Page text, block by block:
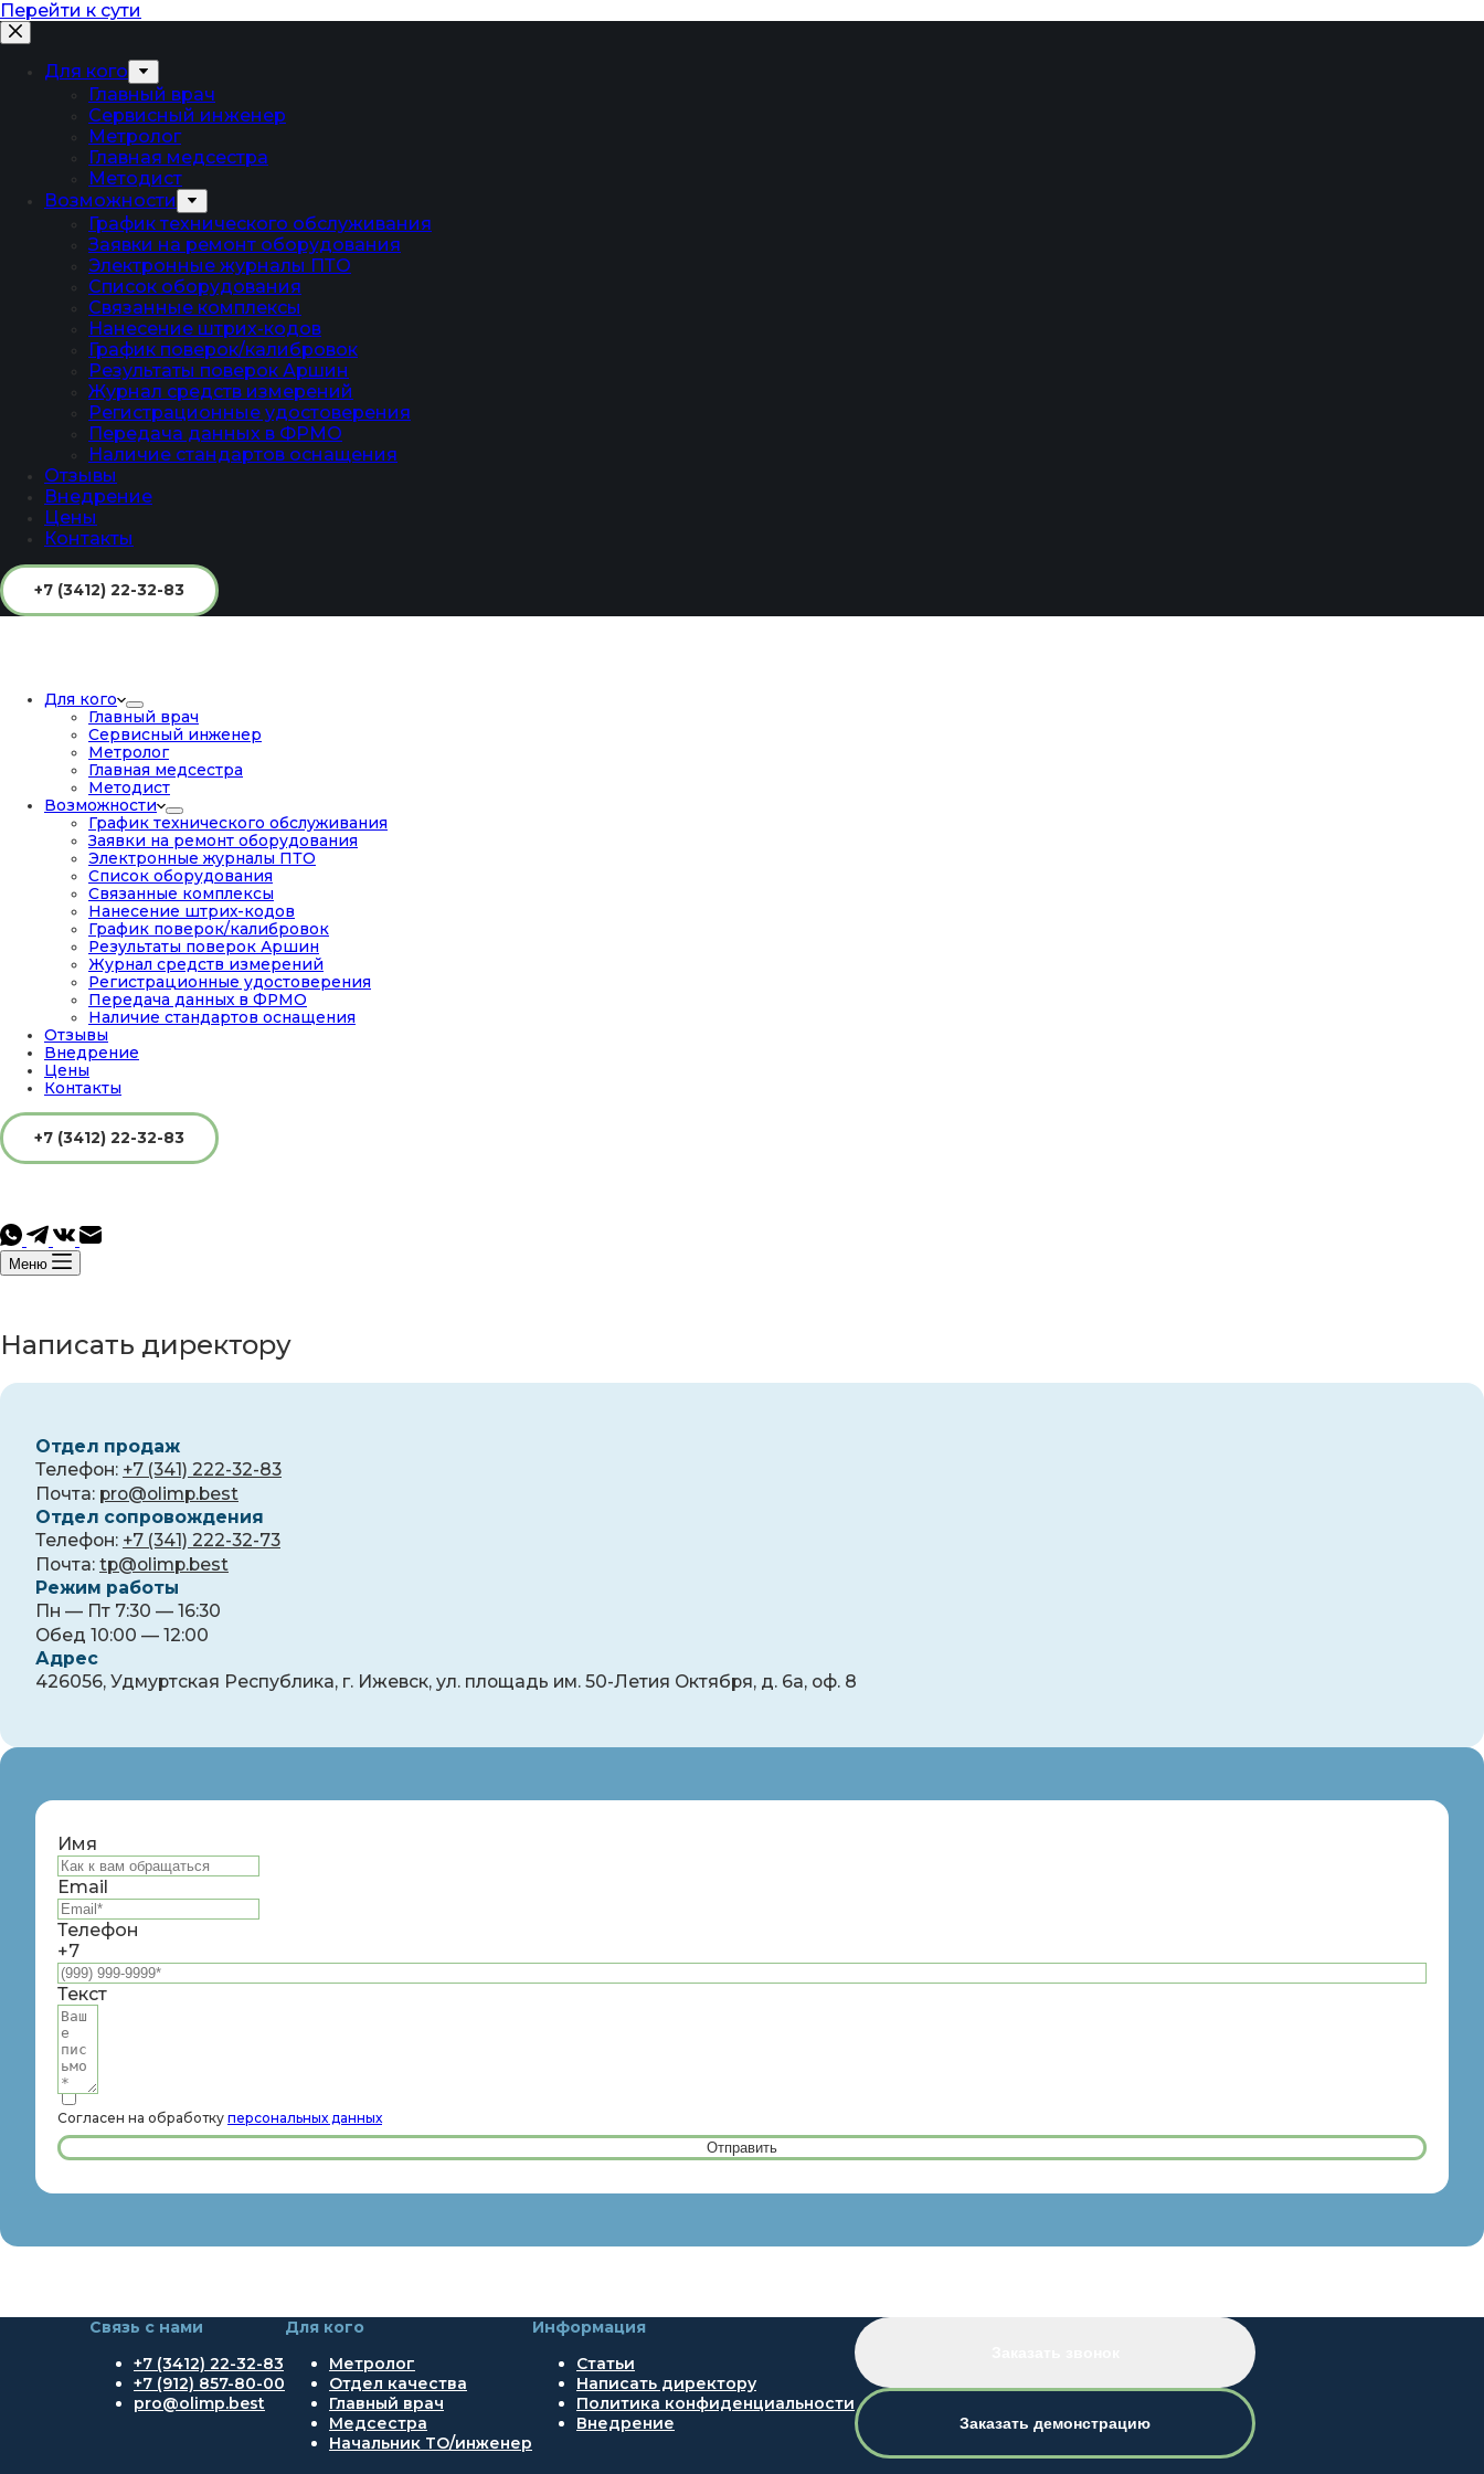
Перейти к сути
Для кого
Главный врач
Сервисный инженер
Метролог
Главная медсестра
Методист
Возможности
График технического обслуживания
Заявки на ремонт оборудования
Электронные журналы ПТО
Список оборудования
Связанные комплексы
Нанесение штрих-кодов
График поверок/калибровок
Результаты поверок Аршин
Журнал средств измерений
Регистрационные удостоверения
Передача данных в ФРМО
Наличие стандартов оснащения
Отзывы
Внедрение
Цены
Контакты
+7 (3412) 22-32-83
Для кого
Главный врач
Сервисный инженер
Метролог
Главная медсестра
Методист
Возможности
График технического обслуживания
Заявки на ремонт оборудования
Электронные журналы ПТО
Список оборудования
Связанные комплексы
Нанесение штрих-кодов
График поверок/калибровок
Результаты поверок Аршин
Журнал средств измерений
Регистрационные удостоверения
Передача данных в ФРМО
Наличие стандартов оснащения
Отзывы
Внедрение
Цены
Контакты
+7 (3412) 22-32-83
Меню
Написать директору
Отдел продаж
Телефон: +7 (341) 222-32-83
Почта: pro@olimp.best
Отдел сопровождения
Телефон: +7 (341) 222-32-73
Почта: tp@olimp.best
Режим работы
Пн — Пт 7:30 — 16:30
Обед 10:00 — 12:00
Адрес
426056, Удмуртская Республика, г. Ижевск, ул. площадь им. 50-Летия Октября, д. 6а, оф. 8
Имя
Email
Телефон
+7
Текст
Согласен на обработку персональных данных
Отправить
Связь с нами
+7 (3412) 22-32-83
+7 (912) 857-80-00
pro@olimp.best
Для кого
Метролог
Отдел качества
Главный врач
Медсестра
Начальник ТО/инженер
Информация
Статьи
Написать директору
Политика конфиденциальности
Внедрение
Заказать демонстрацию